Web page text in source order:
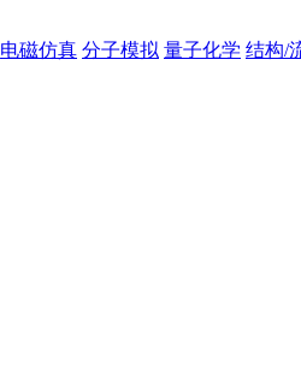
电磁仿真 分子模拟 量子化学 结构/